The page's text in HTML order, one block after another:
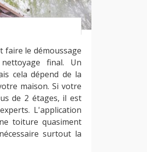
le démoussage
final. Un
cela dépend de la
maison. Si votre
de 2 étages, il est
L'application
toiture quasiment
surtout la